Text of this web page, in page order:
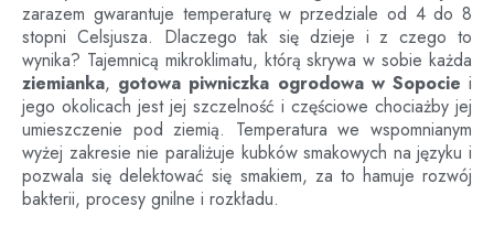
zarazem gwarantuje temperaturę w przedziale od 4 do 8
stopni Celsjusza. Dlaczego tak się dzieje i z czego to
wynika? Tajemnicą mikroklimatu, którą skrywa w sobie każda
ziemianka, gotowa piwniczka ogrodowa w Sopociei
jego okolicach jest jej szczelność i częściowe chociażby jej
umieszczenie pod ziemią. Temperatura we wspomnianym
wyżej zakresie nie paraliżuje kubków smakowych na języku i
pozwala się delektować się smakiem, za to hamuje rozwój
bakterii, procesy gnilne i rozkładu.